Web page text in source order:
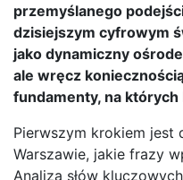
przemyślanego
dzisiejszym cyfrowym
jako dynamiczny
ale wręcz
fundamenty, na
Pierwszym krokiem jest
Warszawie, jakie frazy
Analiza słów